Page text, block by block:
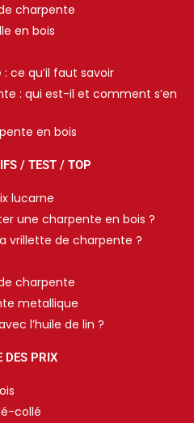
charpente
en bois
ce qu’il faut savoir
: qui est-il et comment s’en
en bois
/ TEST / TOP
lucarne
une charpente en bois ?
vrillette de charpente ?
charpente
metallique
l’huile de lin ?
DES PRIX
collé